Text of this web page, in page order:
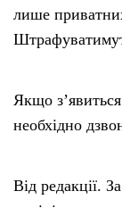
лише
Якщо
необхідно
Від редакції.